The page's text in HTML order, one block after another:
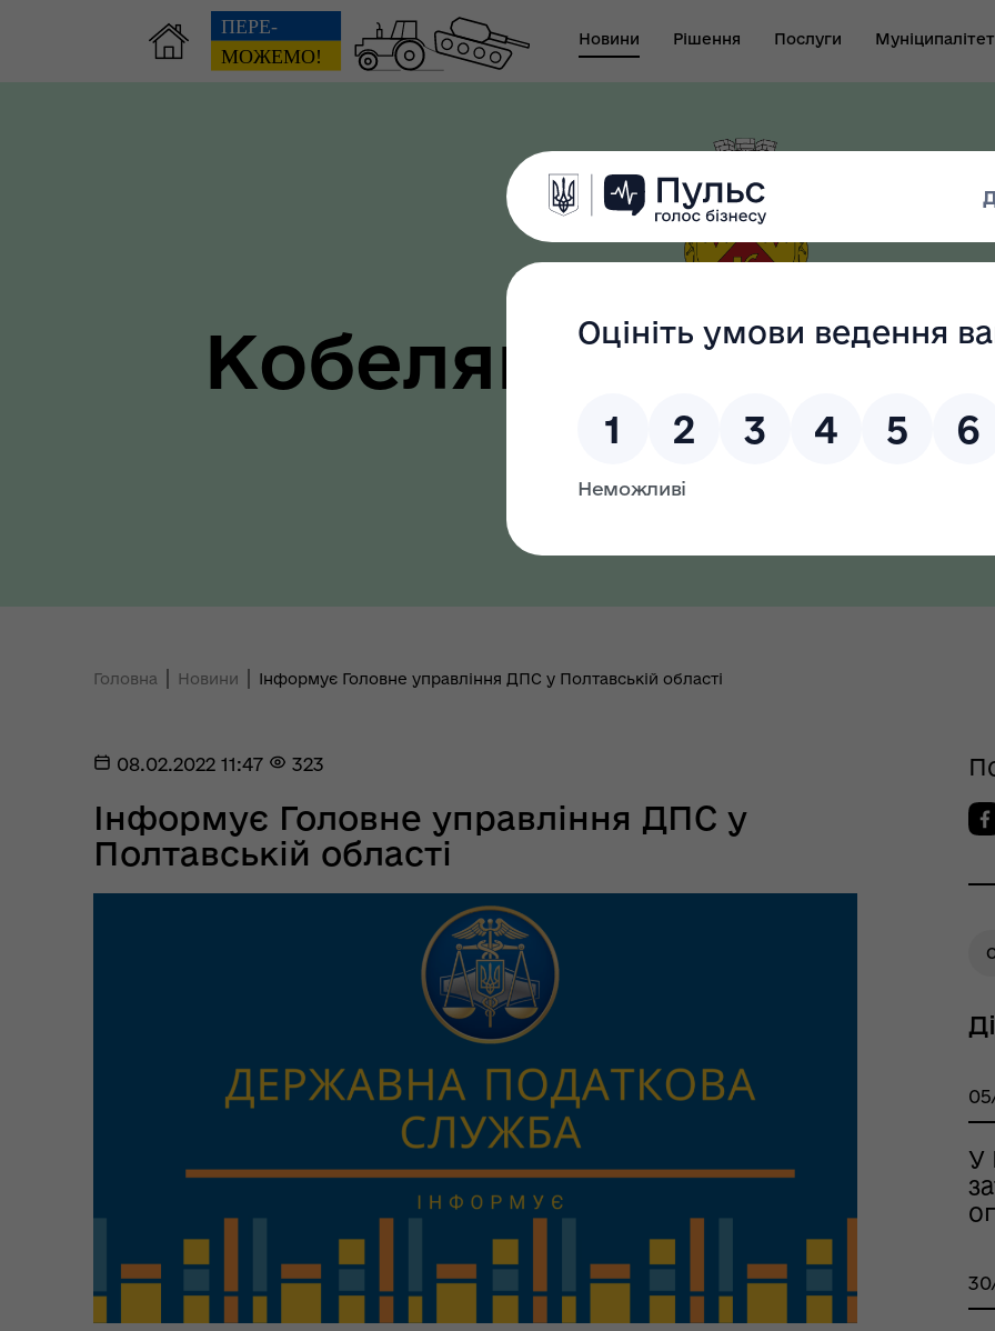
Новини Рішення Послуги Муніципалітет
Уповноважений Верховної
Ради України з прав людини
Ради України з прав людини у
Полтавській області
Звіт виконуючого
повноваження міського
програма ментального
ментального здоров'я
Кобеляцька
громада
Головна Новини Інформує Головне управління ДПС у Полтавській області
08.02.2022 11:47 323
Інформує Головне управління ДПС у
Полтавській області
У